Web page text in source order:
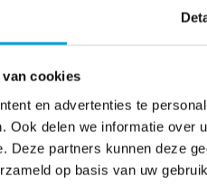
cookies
en advertenties te
Ook delen we informatie
Deze partners kunnen deze
op basis van uw
dat de meeste boards
De Raad van Bestuur
bij V&D. Ik denk
en HR uitsluitend